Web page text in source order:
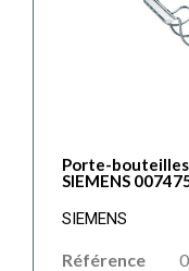
Porte-
SIEMENS
SIEMENS
Référence